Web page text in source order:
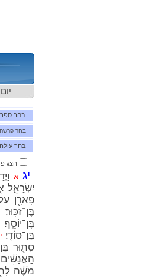
בחר
בחר
בחר
הצג
יג א
יִשְׂרָאֵ֑ל
פָּארָ֖ן
בֶּן־זַכּֽוּר׃
בֶּן־יוֹסֵֽף׃
בֶּן־סוֹדִֽי׃
סְת֖וּר
מֹשֶׁ֔ה